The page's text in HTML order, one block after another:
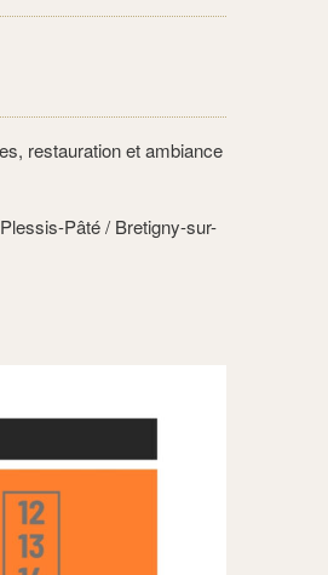
restauration et ambiance
Pâté / Bretigny-sur-